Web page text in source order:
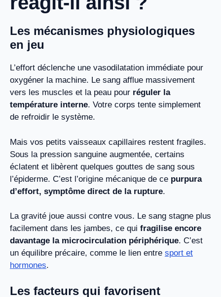
Les mécanismes physiologiques
en jeu
L’effort déclenche une vasodilatation immédiate pour
oxygéner la machine. Le sang afflue massivement
vers les muscles et la peau pour réguler la
température interne. Votre corps tente simplement
de refroidir le système.
Mais vos petits vaisseaux capillaires restent fragiles.
Sous la pression sanguine augmentée, certains
éclatent et libèrent quelques gouttes de sang sous
l’épiderme. C’est l’origine mécanique de ce purpura
d’effort, symptôme direct de la rupture.
La gravité joue aussi contre vous. Le sang stagne plus
facilement dans les jambes, ce qui fragilise encore
davantage la microcirculation périphérique. C’est
un équilibre précaire, comme le lien entre sport et
hormones.
Les facteurs qui favorisent